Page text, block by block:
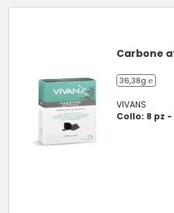
Carbone
36,38g ℮
VIVANS
Collo: 8 pz -